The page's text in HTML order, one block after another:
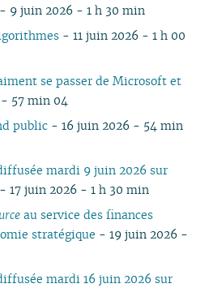
01
01
01
01
- 9 juin 2026 - 1 h 30 min
- 11 juin 2026 - 1 h 00
se passer de Microsoft et
57 min 04
public - 16 juin 2026 - 54 min
mardi 9 juin 2026 sur
- 17 juin 2026 - 1 h 30 min
au service des finances
stratégique - 19 juin 2026 -
mardi 16 juin 2026 sur